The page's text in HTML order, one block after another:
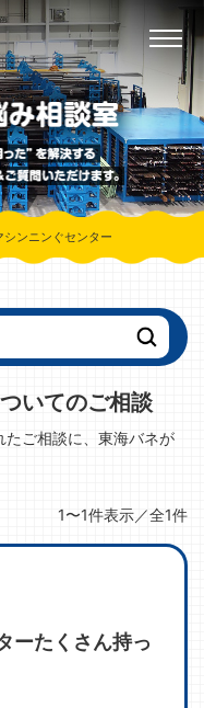
シンニンぐセンター
いてのご相談
たご相談に、東海バネが
1〜1件表示／全1件
ーたくさん持っ